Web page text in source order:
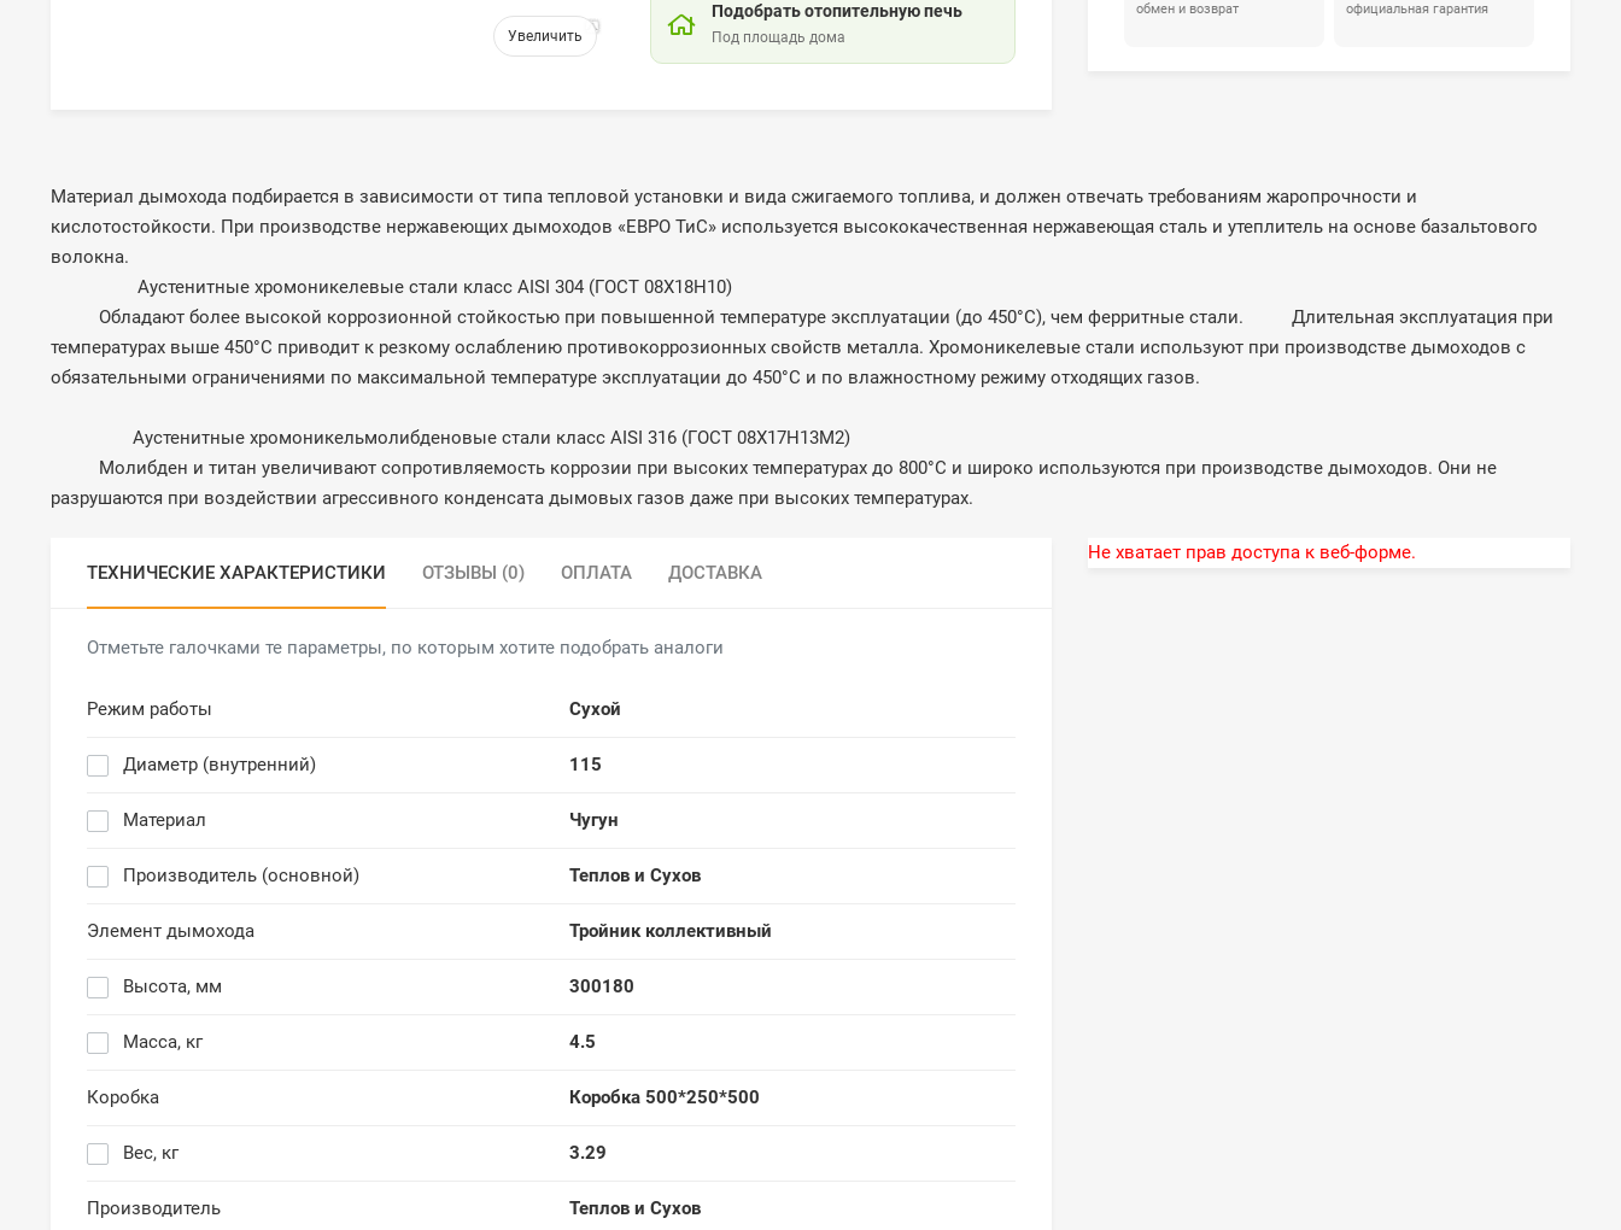
Подобрать отопительную печь
Под площадь дома
обмен и возврат официальная гарантия
Материал дымохода подбирается в зависимости от типа тепловой установки и вида сжигаемого топлива, и должен отвечать требованиям жаропрочности и
кислотостойкости. При производстве нержавеющих дымоходов «ЕВРО ТиС» используется высококачественная нержавеющая сталь и утеплитель на основе базальтового
волокна.
Аустенитные хромоникелевые стали класс AISI 304 (ГОСТ 08Х18Н10)
Обладают более высокой коррозионной стойкостью при повышенной температуре эксплуатации (до 450°С), чем ферритные стали. Длительная эксплуатация при
температурах выше 450°С приводит к резкому ослаблению противокоррозионных свойств металла. Хромоникелевые стали используют при производстве дымоходов с
обязательными ограничениями по максимальной температуре эксплуатации до 450°С и по влажностному режиму отходящих газов.
Аустенитные хромоникельмолибденовые стали класс AISI 316 (ГОСТ 08Х17Н13М2)
Молибден и титан увеличивают сопротивляемость коррозии при высоких температурах до 800°С и широко используются при производстве дымоходов. Они не
разрушаются при воздействии агрессивного конденсата дымовых газов даже при высоких температурах.
ТЕХНИЧЕСКИЕ ХАРАКТЕРИСТИКИ ОТЗЫВЫ (0) ОПЛАТА ДОСТАВКА
Отметьте галочками те параметры, по которым хотите подобрать аналоги
Режим работы Сухой
Диаметр (внутренний) 115
Материал Чугун
Производитель (основной) Теплов и Сухов
Элемент дымохода Тройник коллективный
Высота, мм 300180
Масса, кг 4.5
Коробка Коробка 500*250*500
Вес, кг 3.29
Производитель Теплов и Сухов
Не хватает прав доступа к веб-форме.